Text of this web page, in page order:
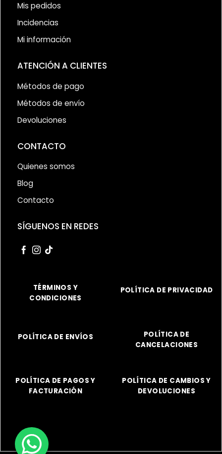
Mis pedidos
Incidencias
Mi información
ATENCIÓN A CLIENTES
Métodos de pago
Métodos de envío
Devoluciones
CONTACTO
Quienes somos
Blog
Contacto
SÍGUENOS EN REDES
TÉRMINOS Y
CONDICIONES
POLÍTICA DE PRIVACIDAD
POLÍTICA DE ENVÍOS
POLÍTICA DE
CANCELACIONES
POLÍTICA DE PAGOS Y
FACTURACIÓN
POLÍTICA DE CAMBIOS Y
DEVOLUCIONES